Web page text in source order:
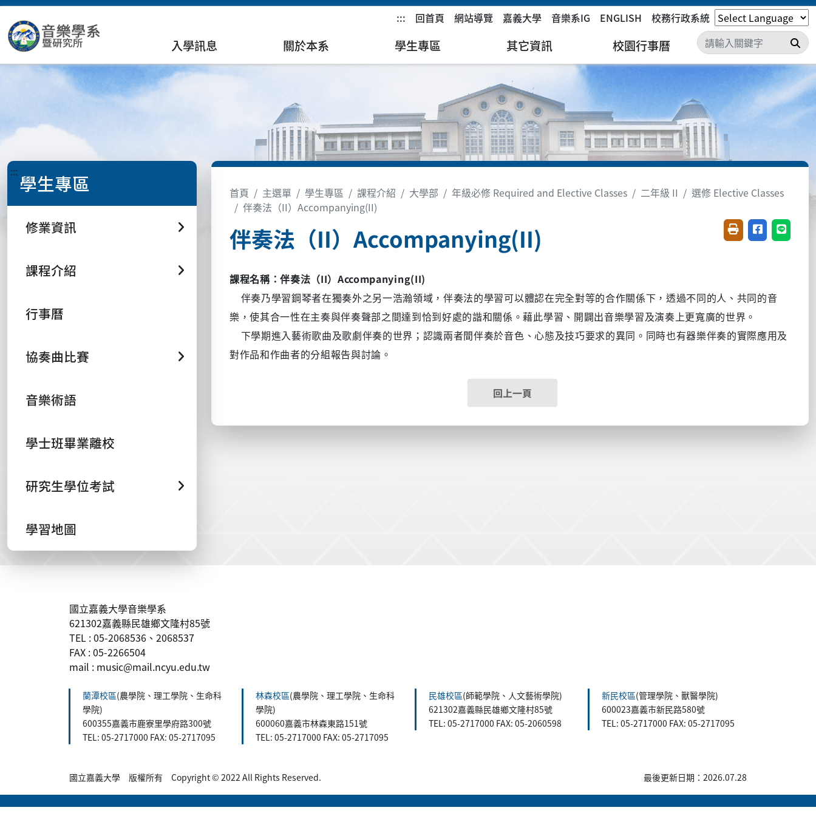
::: 回首頁 網站導覽 嘉義大學 音樂系IG ENGLISH 校務行政系統
入學訊息 關於本系 學生專區 其它資訊 校園行事曆 搜
::: 學生專區
修業資訊
課程介紹
行事曆
協奏曲比賽
音樂術語
學士班畢業離校
研究生學位考試
學習地圖
首頁 主選單 學生專區 課程介紹 大學部 年級必修 Required and Elective Classes 二年級 II
選修 Elective Classes
伴奏法（II）Accompanying(II)
伴奏法（II）Accompanying(II) 友善列印(開新視窗)
分享至臉書(
分享至
課程名稱：伴奏法（II）Accompanying(II)
伴奏乃學習鋼琴者在獨奏外之另一浩瀚領域，伴奏法的學習可以體認在完全對等的合作關係下，透過不同的人、共同的音
樂，使其合一性在主奏與伴奏聲部之間達到恰到好處的諧和關係。藉此學習、開闢出音樂學習及演奏上更寬廣的世界。
下學期進入藝術歌曲及歌劇伴奏的世界；認識兩者間伴奏於音色、心態及技巧要求的異同。同時也有器樂伴奏的實際應用及
對作品和作曲者的分組報告與討論。
回上一頁
國立嘉義大學音樂學系
621302嘉義縣民雄鄉文隆村85號
TEL : 05-2068536、2068537
FAX : 05-2266504
mail : music@mail.ncyu.edu.tw
蘭潭校區(農學院、理工學院、生命科
學院)
600355嘉義市鹿寮里學府路300號
TEL: 05-2717000 FAX: 05-2717095
林森校區(農學院、理工學院、生命科
學院)
600060嘉義市林森東路151號
TEL: 05-2717000 FAX: 05-2717095
民雄校區(師範學院、人文藝術學院)
621302嘉義縣民雄鄉文隆村85號
TEL: 05-2717000 FAX: 05-2060598
新民校區(管理學院、獸醫學院)
600023嘉義市新民路580號
TEL: 05-2717000 FAX: 05-2717095
國立嘉義大學 版權所有 Copyright © 2022 All Rights Reserved. 最後更新日期：2026.07.28